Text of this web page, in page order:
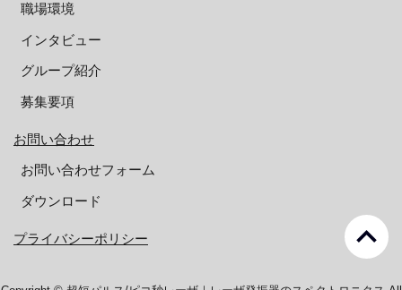
職場環境
インタビュー
グループ紹介
募集要項
お問い合わせ
お問い合わせフォーム
ダウンロード
プライバシーポリシー keyboard_arrow_up